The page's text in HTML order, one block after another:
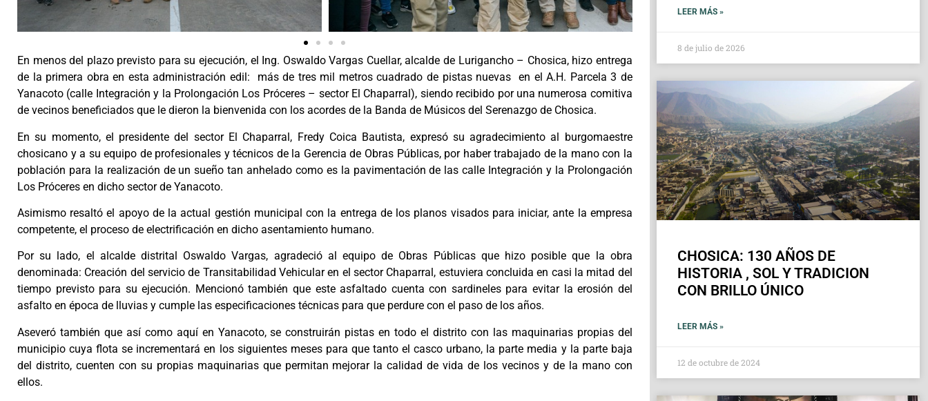
En menos del plazo previsto para su ejecución, el Ing. Oswaldo Vargas Cuellar, alcalde de Lurigancho – Chosica, hizo entrega
de la primera obra en esta administración edil: más de tres mil metros cuadrado de pistas nuevas en el A.H. Parcela 3 de
Yanacoto (calle Integración y la Prolongación Los Próceres – sector El Chaparral), siendo recibido por una numerosa comitiva
de vecinos beneficiados que le dieron la bienvenida con los acordes de la Banda de Músicos del Serenazgo de Chosica.
En su momento, el presidente del sector El Chaparral, Fredy Coica Bautista, expresó su agradecimiento al burgomaestre
chosicano y a su equipo de profesionales y técnicos de la Gerencia de Obras Públicas, por haber trabajado de la mano con la
población para la realización de un sueño tan anhelado como es la pavimentación de las calle Integración y la Prolongación
Los Próceres en dicho sector de Yanacoto.
Asimismo resaltó el apoyo de la actual gestión municipal con la entrega de los planos visados para iniciar, ante la empresa
competente, el proceso de electrificación en dicho asentamiento humano.
Por su lado, el alcalde distrital Oswaldo Vargas, agradeció al equipo de Obras Públicas que hizo posible que la obra
denominada: Creación del servicio de Transitabilidad Vehicular en el sector Chaparral, estuviera concluida en casi la mitad del
tiempo previsto para su ejecución. Mencionó también que este asfaltado cuenta con sardineles para evitar la erosión del
asfalto en época de lluvias y cumple las especificaciones técnicas para que perdure con el paso de los años.
Aseveró también que así como aquí en Yanacoto, se construirán pistas en todo el distrito con las maquinarias propias del
municipio cuya flota se incrementará en los siguientes meses para que tanto el casco urbano, la parte media y la parte baja
del distrito, cuenten con su propias maquinarias que permitan mejorar la calidad de vida de los vecinos y de la mano con
ellos.
LEER MÁS »
8 de julio de 2026
CHOSICA: 130 AÑOS DE
HISTORIA , SOL Y TRADICION
CON BRILLO ÚNICO
LEER MÁS »
12 de octubre de 2024